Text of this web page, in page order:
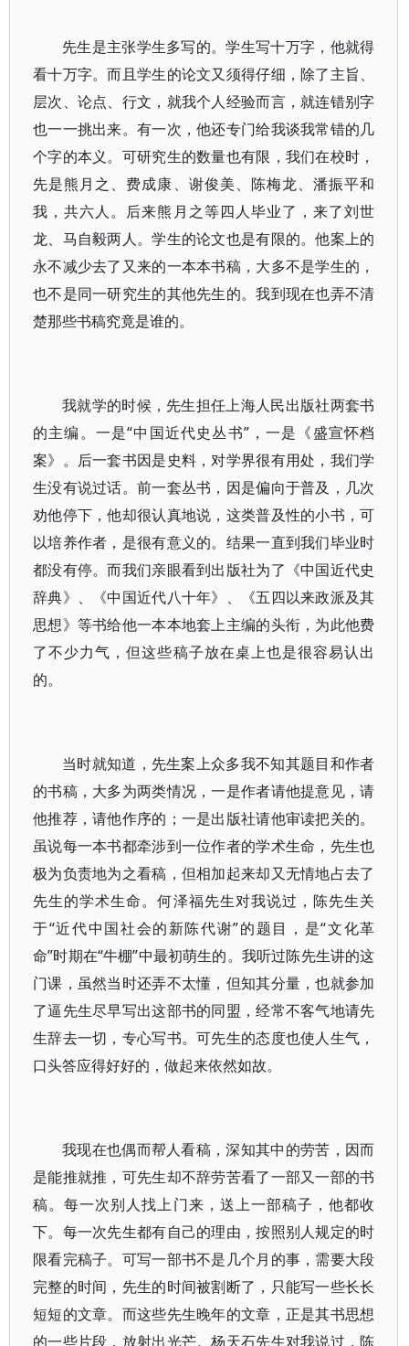
先生是主张学生多写的。学生写十万字，他就得
看十万字。而且学生的论文又须得仔细，除了主旨、
层次、论点、行文，就我个人经验而言，就连错别字
也一一挑出来。有一次，他还专门给我谈我常错的几
个字的本义。可研究生的数量也有限，我们在校时，
先是熊月之、费成康、谢俊美、陈梅龙、潘振平和
我，共六人。后来熊月之等四人毕业了，来了刘世
龙、马自毅两人。学生的论文也是有限的。他案上的
永不减少去了又来的一本本书稿，大多不是学生的，
也不是同一研究生的其他先生的。我到现在也弄不清
楚那些书稿究竟是谁的。
我就学的时候，先生担任上海人民出版社两套书
的主编。一是“中国近代史丛书”，一是《盛宣怀档
案》。后一套书因是史料，对学界很有用处，我们学
生没有说过话。前一套丛书，因是偏向于普及，几次
劝他停下，他却很认真地说，这类普及性的小书，可
以培养作者，是很有意义的。结果一直到我们毕业时
都没有停。而我们亲眼看到出版社为了《中国近代史
辞典》、《中国近代八十年》、《五四以来政派及其
思想》等书给他一本本地套上主编的头衔，为此他费
了不少力气，但这些稿子放在桌上也是很容易认出
的。
当时就知道，先生案上众多我不知其题目和作者
的书稿，大多为两类情况，一是作者请他提意见，请
他推荐，请他作序的；一是出版社请他审读把关的。
虽说每一本书都牵涉到一位作者的学术生命，先生也
极为负责地为之看稿，但相加起来却又无情地占去了
先生的学术生命。何泽福先生对我说过，陈先生关
于“近代中国社会的新陈代谢”的题目，是“文化革
命”时期在“牛棚”中最初萌生的。我听过陈先生讲的这
门课，虽然当时还弄不太懂，但知其分量，也就参加
了逼先生尽早写出这部书的同盟，经常不客气地请先
生辞去一切，专心写书。可先生的态度也使人生气，
口头答应得好好的，做起来依然如故。
我现在也偶而帮人看稿，深知其中的劳苦，因而
是能推就推，可先生却不辞劳苦看了一部又一部的书
稿。每一次别人找上门来，送上一部稿子，他都收
下。每一次先生都有自己的理由，按照别人规定的时
限看完稿子。可写一部书不是几个月的事，需要大段
完整的时间，先生的时间被割断了，只能写一些长长
短短的文章。而这些先生晚年的文章，正是其书思想
的一些片段，放射出光芒。杨天石先生对我说过，陈